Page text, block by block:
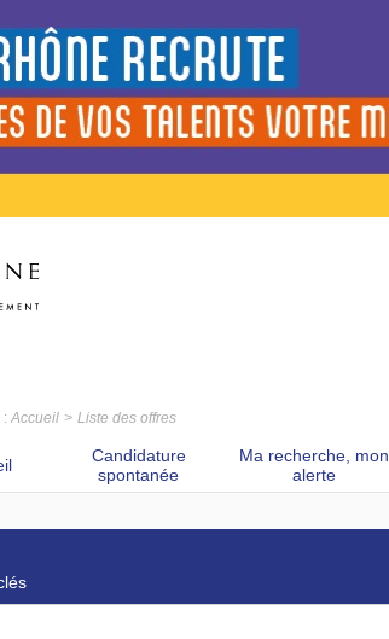
Accueil Liste des offres
Candidature
spontanée
Ma recherche, mon
alerte